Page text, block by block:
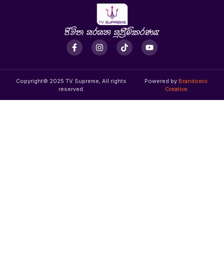
Copyright© 2025 TV Supreme, All rights
reserved.
Powered by Brandomic
Creative